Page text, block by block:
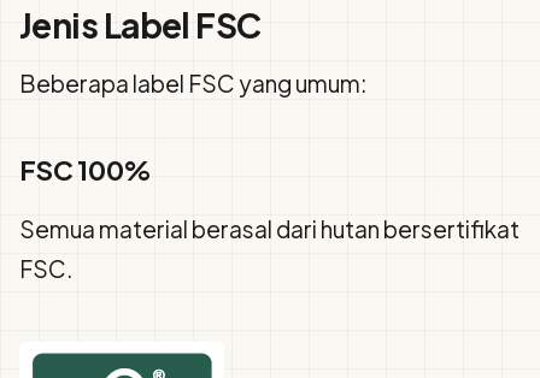
Jenis Label FSC
Beberapa label FSC yang umum:
FSC 100%
Semua material berasal dari hutan bersertifikat
FSC.